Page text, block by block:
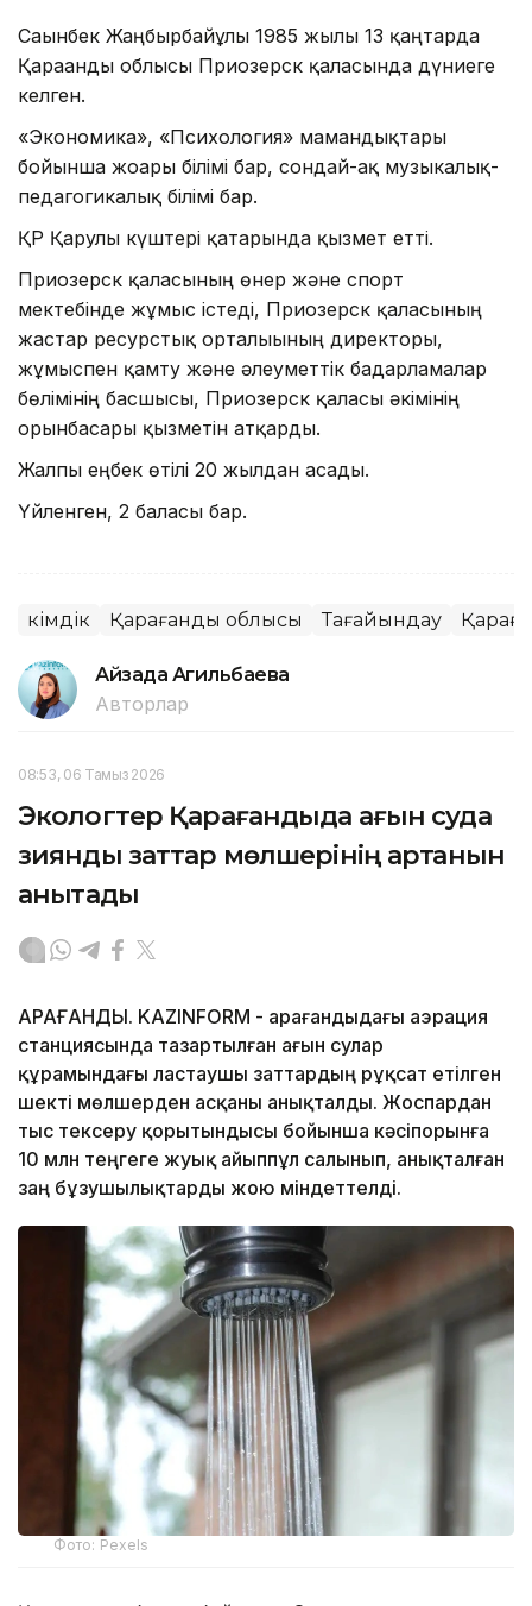
Сағынбек Жаңбырбайұлы 1985 жылы 13 қаңтарда
Қарағанды облысы Приозерск қаласында дүниеге
келген.
«Экономика», «Психология» мамандықтары
бойынша жоғары білімі бар, сондай-ақ музыкалық-
педагогикалық білімі бар.
ҚР Қарулы күштері қатарында қызмет етті.
Приозерск қаласының өнер және спорт
мектебінде жұмыс істеді, Приозерск қаласының
жастар ресурстық орталығының директоры,
жұмыспен қамту және әлеуметтік бағдарламалар
бөлімінің басшысы, Приозерск қаласы әкімінің
орынбасары қызметін атқарды.
Жалпы еңбек өтілі 20 жылдан асады.
Үйленген, 2 баласы бар.
Әкімдік Қарағанды облысы Тағайындау
Айзада Агильбаева
Авторлар
08:53, 06 Тамыз 2026
Экологтер Қарағандыда ағын суда
зиянды заттар мөлшерінің артқанын
анықтады
ҚАРАҒАНДЫ. KAZINFORM - Қарағандыдағы аэрация
станциясында тазартылған ағын сулар
құрамындағы ластаушы заттардың рұқсат етілген
шекті мөлшерден асқаны анықталды. Жоспардан
тыс тексеру қорытындысы бойынша кәсіпорынға
10 млн теңгеге жуық айыппұл салынып, анықталған
заң бұзушылықтарды жою міндеттелді.
Фото: Pexels